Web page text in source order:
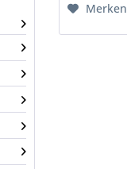
Merken